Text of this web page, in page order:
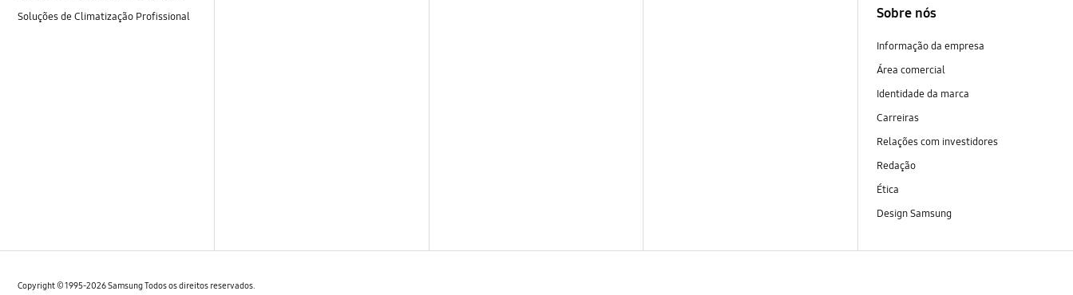
Soluções de Climatização Profissional
Sobre nós
Informação da empresa
Área comercial
Identidade da marca
Carreiras
Relações com investidores
Redação
Ética
Design Samsung
Copyright © 1995-2026 Samsung Todos os direitos reservados.